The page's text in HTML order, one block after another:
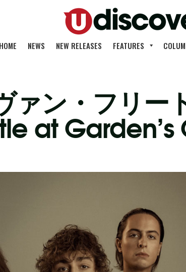
HOME NEWS NEW RELEASES FEATURES
ァン・フリー
at